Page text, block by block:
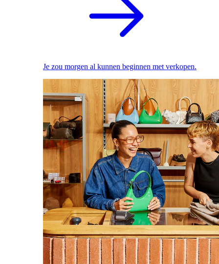
Je zou morgen al kunnen beginnen met verkopen.